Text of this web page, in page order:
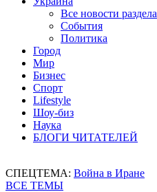
Все новости раздела
События
Политика
Город
Мир
Бизнес
Спорт
Lifestyle
Шоу-биз
Наука
БЛОГИ ЧИТАТЕЛЕЙ
СПЕЦТЕМА: Война в Иране
ВСЕ ТЕМЫ